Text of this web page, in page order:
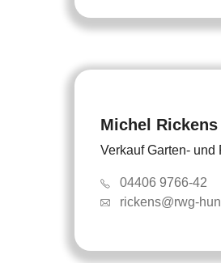
Michel Rickens
Verkauf Garten- und
04406 9766-42
rickens@rwg-